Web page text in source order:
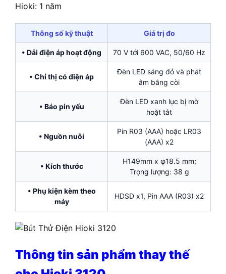
Hioki: 1 năm
Thông số kỹ thuật Giá trị đo
• Dải điện áp hoạt động 70 V tới 600 VAC, 50/60 Hz
• Chỉ thị có điện áp
Đèn LED sáng đỏ và phát
âm bằng còi
• Báo pin yếu
Đèn LED xanh lục bị mờ
hoặt tắt
• Nguồn nuôi
Pin R03 (AAA) hoặc LR03
(AAA) x2
• Kích thước
H149mm x φ18.5 mm;
Trọng lượng: 38 g
• Phụ kiện kèm theo
máy
HDSD x1, Pin AAA (R03) x2
Thông tin sản phẩm thay thế